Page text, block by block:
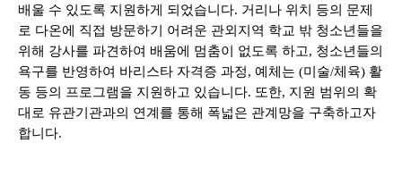
배울 수 있도록 지원하게 되었습니다. 거리나 위치 등의 문제
로 다온에 직접 방문하기 어려운 관외지역 학교 밖 청소년들을
위해 강사를 파견하여 배움에 멈춤이 없도록 하고, 청소년들의
욕구를 반영하여 바리스타 자격증 과정, 예체는 (미술/체육) 활
동 등의 프로그램을 지원하고 있습니다. 또한, 지원 범위의 확
대로 유관기관과의 연계를 통해 폭넓은 관계망을 구축하고자
합니다.